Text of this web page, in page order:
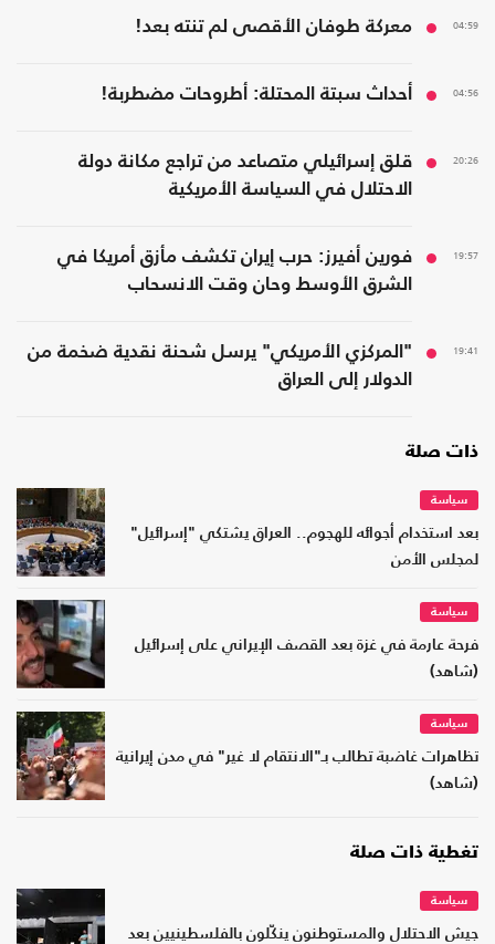
04:59 معركة طوفان الأقصى لم تنته بعد!
04:56 أحداث سبتة المحتلة: أطروحات مضطربة!
20:26
قلق إسرائيلي متصاعد من تراجع مكانة دولة
الاحتلال في السياسة الأمريكية
19:57
فورين أفيرز: حرب إيران تكشف مأزق أمريكا في
الشرق الأوسط وحان وقت الانسحاب
19:41
"المركزي الأمريكي" يرسل شحنة نقدية ضخمة من
الدولار إلى العراق
ذات صلة
سياسة
بعد استخدام أجوائه للهجوم.. العراق يشتكي "إسرائيل"
لمجلس الأمن
سياسة
فرحة عارمة في غزة بعد القصف الإيراني على إسرائيل
(شاهد)
سياسة
تظاهرات غاضبة تطالب بـ"الانتقام لا غير" في مدن إيرانية
(شاهد)
تغطية ذات صلة
سياسة
جيش الاحتلال والمستوطنون ينكّلون بالفلسطينيين بعد